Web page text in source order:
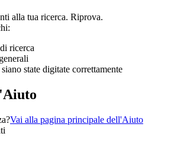
alla tua ricerca. Riprova.
ricerca
state digitate correttamente
Vai alla pagina principale dell'Aiuto